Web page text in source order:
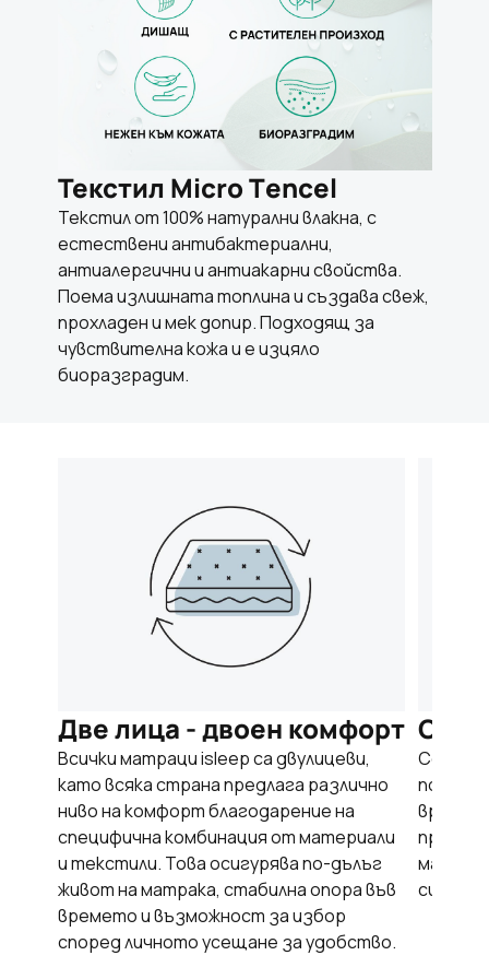
Текстил Micro Тencel
Текстил от 100% натурални влакна, с
естествени антибактериални,
антиалергични и антиакарни свойства.
Поема излишната топлина и създава свеж,
прохладен и мек допир. Подходящ за
чувствителна кожа и е изцяло
биоразградим.
Две лица - двоен комфорт
Всички матраци isleep са двулицеви,
като всяка страна предлага различно
ниво на комфорт благодарение на
специфична комбинация от материали
и текстили. Това осигурява по-дълъг
живот на матрака, стабилна опора във
времето и възможност за избор
според личното усещане за удобство.
вредни
матрак
си,